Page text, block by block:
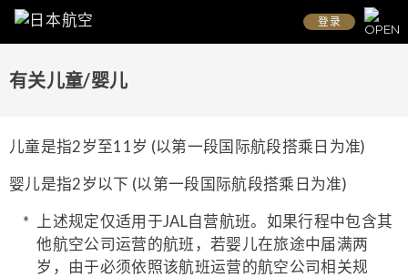
登录
有关儿童/婴儿
儿童是指2岁至11岁 (以第一段国际航段搭乘日为准)
婴儿是指2岁以下 (以第一段国际航段搭乘日为准)
上述规定仅适用于JAL自营航班。如果行程中包含其
他航空公司运营的航班，若婴儿在旅途中届满两
岁，由于必须依照该航班运营的航空公司相关规